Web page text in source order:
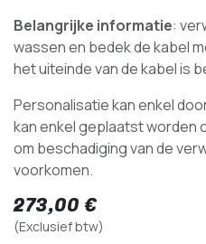
Belangrijke informatie:
wassen en bedek de kabel
het uiteinde van de kabel is
Personalisatie kan enkel
kan enkel geplaatst worden
om beschadiging van de
voorkomen.
273,00 €
(Exclusief btw)